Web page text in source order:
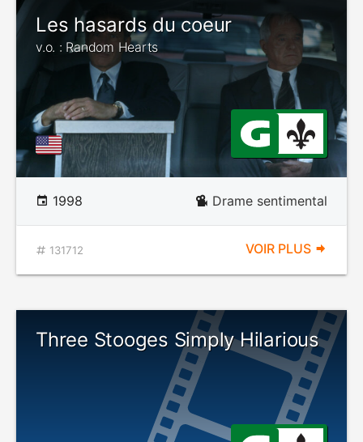
Les hasards du coeur
v.o. : Random Hearts
1998 Drame sentimental
131712 VOIR PLUS
Three Stooges Simply Hilarious